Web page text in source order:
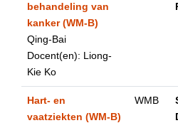
behandeling van
kanker (WM-B)
Qing-Bai
Docent(en): Liong-
Kie Ko
Hart- en
vaatziekten (WM-B)
WMB